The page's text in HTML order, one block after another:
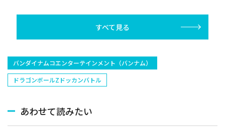
すべて見る
バンダイナムコエンターテインメント（バンナム）
ドラゴンボールZドッカンバトル
あわせて読みたい